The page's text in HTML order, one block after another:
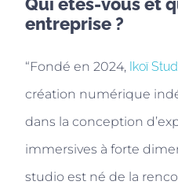
entreprise ?
“Fondé en 2024, Ikoï
création numérique
dans la conception
immersives à forte
studio est né de la